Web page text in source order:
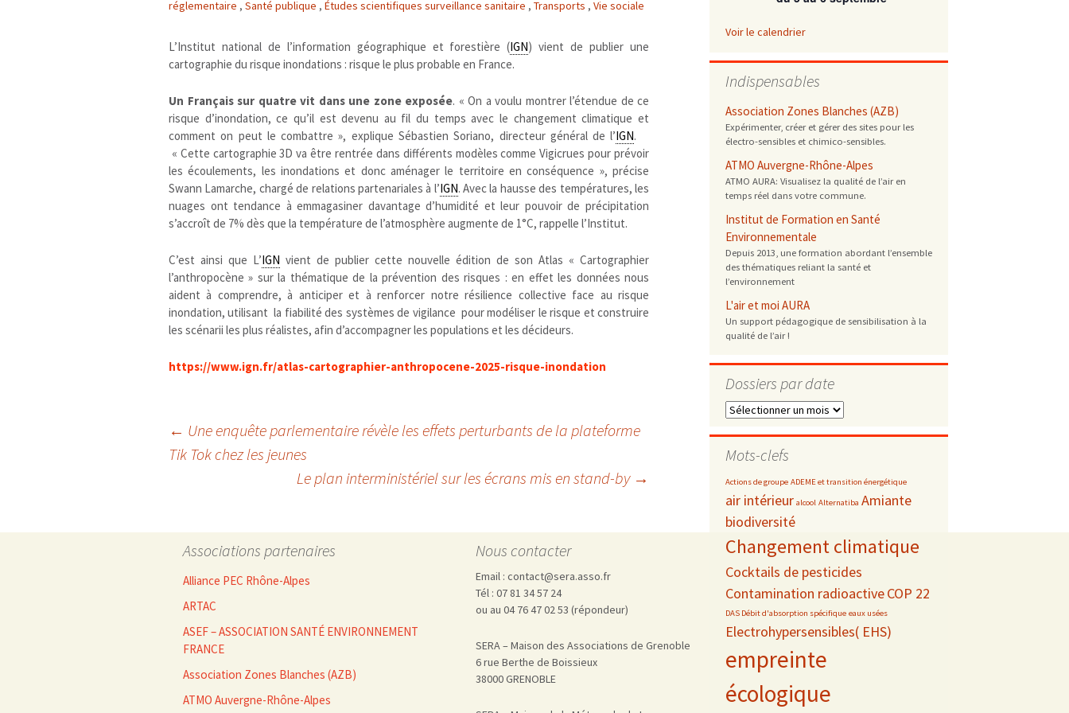
gaspillage alimentaire
modes de conservation et de cuisson
Risques majeurs
Bruit
Changements climatiques
Contaminations chimiques
cancérigène / mutagène / reprotoxique
métaux lourds et autres
perturbateurs endocriniens
PFAS
Déchets
économie circulaire
recyclage
traitements
Décisions politiques et juridiques
européenne
internationale
nationale
Eau
mers et océans
superficielles et souterraines
Énergies
fossiles
renouvelables / transition énergétique
Environnement numérique
Études scientifiques
rapport économique
surveillance sanitaire
toxicologique
Jurisprudence
Logement
Modes de comportement
offre de soins
Petite enfance
Pharmacovigilance, produits et
dispositifs de santé, vaccins
femmes enceintes / enfants
Rayonnements
ionisants
mobile, WIFI, Linky, …)
Santé publique
réglementaire , Santé publique , Études scientifiques surveillance sanitaire , Transports , Vie sociale
L’Institut national de l’information géographique et forestière (IGN) vient de publier une
cartographie du risque inondations : risque le plus probable en France.
Un Français sur quatre vit dans une zone exposée. « On a voulu montrer l’étendue de ce
risque d’inondation, ce qu’il est devenu au fil du temps avec le changement climatique et
comment on peut le combattre », explique Sébastien Soriano, directeur général de l’IGN.
« Cette cartographie 3D va être rentrée dans différents modèles comme Vigicrues pour prévoir
les écoulements, les inondations et donc aménager le territoire en conséquence », précise
Swann Lamarche, chargé de relations partenariales à l’IGN. Avec la hausse des températures, les
nuages ont tendance à emmagasiner davantage d’humidité et leur pouvoir de précipitation
s’accroît de 7% dès que la température de l’atmosphère augmente de 1°C, rappelle l’Institut.
C’est ainsi que L’IGN vient de publier cette nouvelle édition de son Atlas « Cartographier
l’anthropocène » sur la thématique de la prévention des risques : en effet les données nous
aident à comprendre, à anticiper et à renforcer notre résilience collective face au risque
inondation, utilisant la fiabilité des systèmes de vigilance pour modéliser le risque et construire
les scénarii les plus réalistes, afin d’accompagner les populations et les décideurs.
https://www.ign.fr/atlas-cartographier-anthropocene-2025-risque-inondation
Navigation
articles
← Une enquête parlementaire révèle les effets perturbants de la plateforme
Tik Tok chez les jeunes
Le plan interministériel sur les écrans mis en stand-by →
Voir le calendrier
Indispensables
Association Zones Blanches (AZB)
Expérimenter, créer et gérer des sites pour les
électro-sensibles et chimico-sensibles.
ATMO Auvergne-Rhône-Alpes
ATMO AURA: Visualisez la qualité de l’air en
temps réel dans votre commune.
Institut de Formation en Santé
Environnementale
Depuis 2013, une formation abordant l’ensemble
des thématiques reliant la santé et
l’environnement
L'air et moi AURA
Un support pédagogique de sensibilisation à la
qualité de l’air !
Dossiers par date
Dossiers
date
Mots-clefs
Actions de groupe ADEME et transition énergétique
air intérieur alcool Alternatiba Amiante
biodiversité
Changement climatique
Cocktails de pesticides
Contamination radioactiveCOP 22
DAS Débit d'absorption spécifique eaux usées
Electrohypersensibles( EHS)
empreinte
écologique
Associations partenaires
Alliance PEC Rhône-Alpes
ARTAC
ASEF – ASSOCIATION SANTÉ ENVIRONNEMENT
FRANCE
Association Zones Blanches (AZB)
ATMO Auvergne-Rhône-Alpes
Nous contacter
Email : contact@sera.asso.fr
Tél : 07 81 34 57 24
ou au 04 76 47 02 53 (répondeur)
SERA – Maison des Associations de Grenoble
6 rue Berthe de Boissieux
38000 GRENOBLE